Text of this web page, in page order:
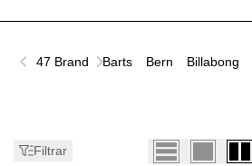
47 Brand Barts Bern Billabong
Filtrar